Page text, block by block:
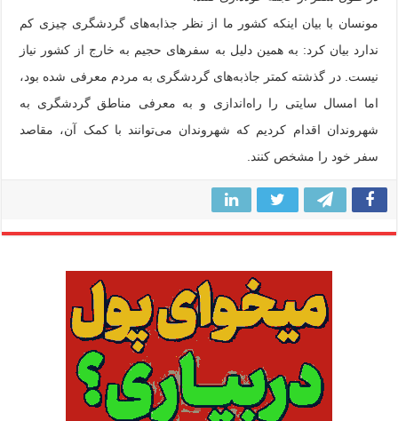
مونسان با بیان اینکه کشور ما از نظر جذابه‌های گردشگری چیزی کم
ندارد بیان کرد: به همین دلیل به سفرهای حجیم به خارج از کشور نیاز
نیست. در گذشته کمتر جاذبه‌های گردشگری به مردم معرفی شده بود،
اما امسال سایتی را راه‌اندازی و به معرفی مناطق گردشگری به
شهروندان اقدام کردیم که شهروندان می‌توانند با کمک آن، مقاصد
سفر خود را مشخص کنند.